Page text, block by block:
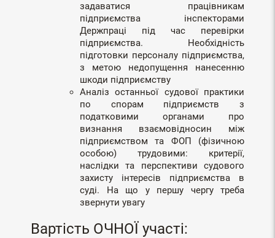
задаватися працівникам
підприємства інспекторами
Держпраці під час перевірки
підприємства. Необхідність
підготовки персоналу підприємства,
з метою недопущення нанесенню
шкоди підприємству
Аналіз останньої судової практики
по спорам підприємств з
податковими органами про
визнання взаємовідносин між
підприємством та ФОП (фізичною
особою) трудовими: критерії,
наслідки та перспективи судового
захисту інтересів підприємства в
суді. На що у першу чергу треба
звернути увагу
Вартість ОЧНОЇ участі: